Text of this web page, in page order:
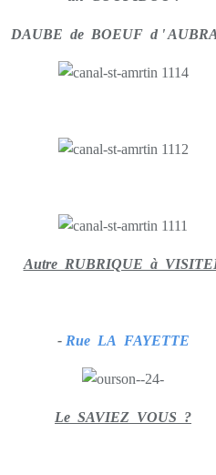
DAUBE de BOEUF d '
Autre RUBRIQUE à
- Rue LA FAYETTE
Le SAVIEZ VOUS ?